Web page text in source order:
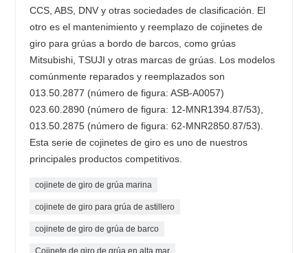
CCS, ABS, DNV y otras sociedades de clasificación. El
otro es el mantenimiento y reemplazo de cojinetes de
giro para grúas a bordo de barcos, como grúas
Mitsubishi, TSUJI y otras marcas de grúas. Los modelos
comúnmente reparados y reemplazados son
013.50.2877 (número de figura: ASB-A0057)
023.60.2890 (número de figura: 12-MNR1394.87/53),
013.50.2875 (número de figura: 62-MNR2850.87/53).
Esta serie de cojinetes de giro es uno de nuestros
principales productos competitivos.
cojinete de giro de grúa marina
cojinete de giro para grúa de astillero
cojinete de giro de grúa de barco
Cojinete de giro de grúa en alta mar